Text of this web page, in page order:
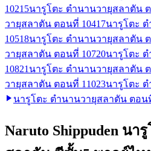
10215นารูโตะ ตำนานวายุสลาตัน
วายุสลาตัน ตอนที่ 10417นารูโตะ
10518นารูโตะ ตำนานวายุสลาตัน
วายุสลาตัน ตอนที่ 10720นารูโตะ
10821 นารูโตะ ตำนานวายุสลาตัน
วายุสลาตัน ตอนที่ 11023นารูโตะ
นารูโตะ ตำนานวายุสลาตัน ตอน
Naruto Shippuden นา